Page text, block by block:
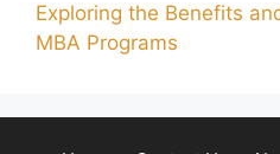
Exploring the Benefits
MBA Programs